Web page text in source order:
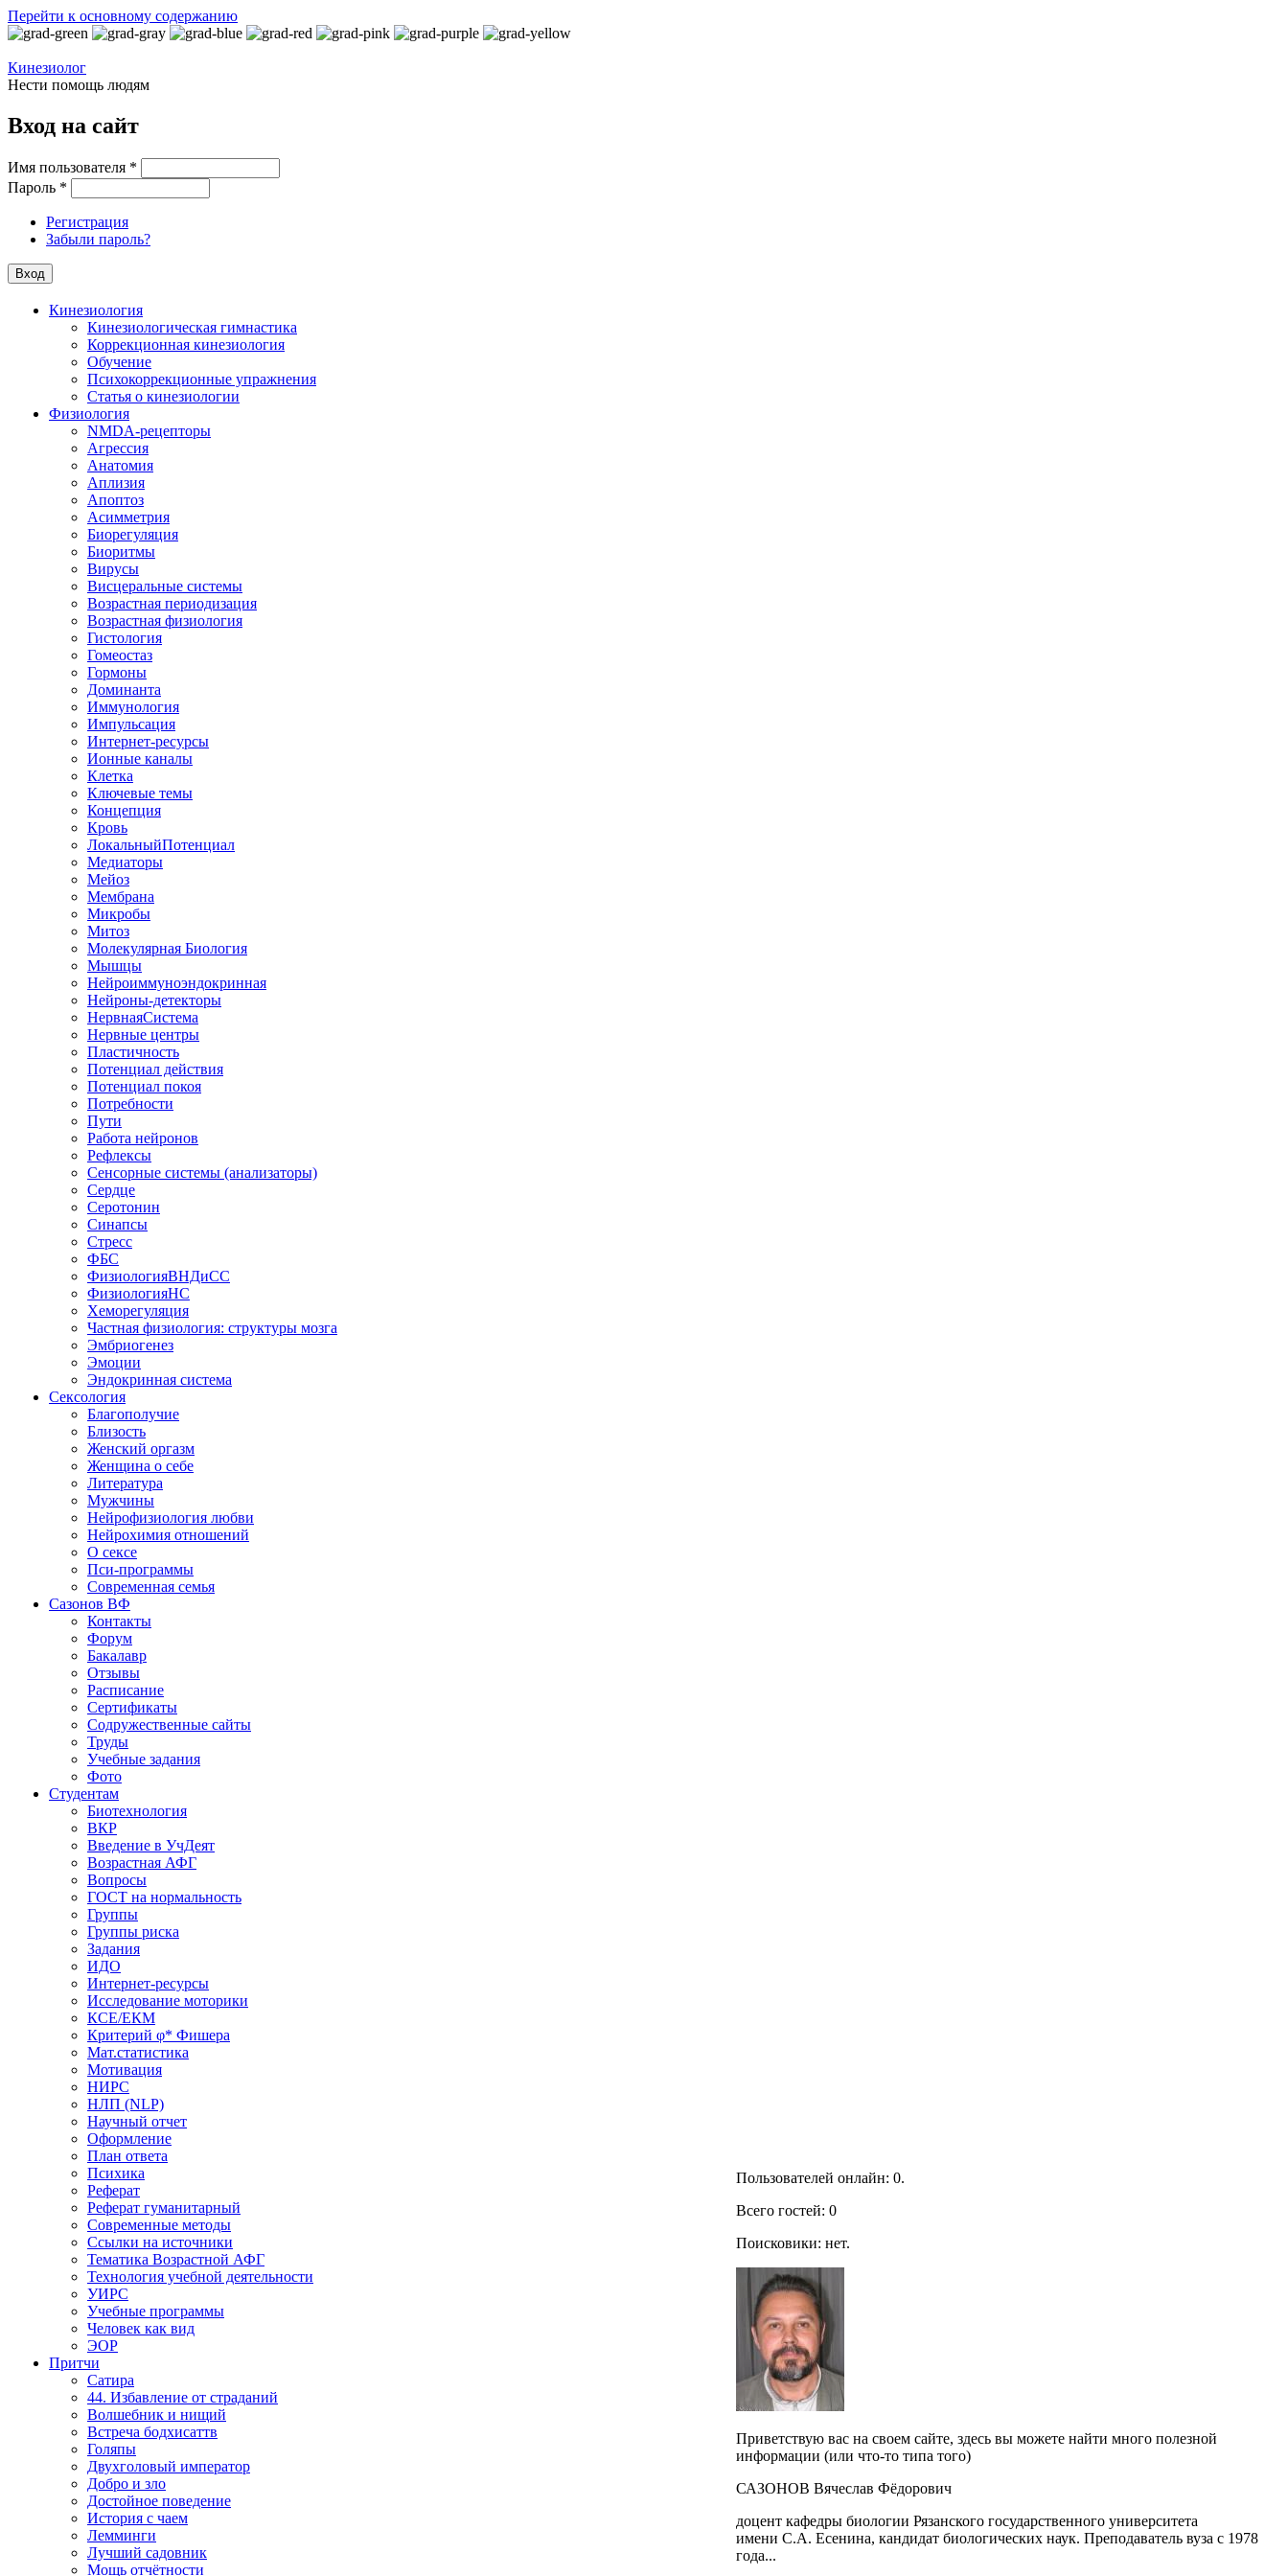
Перейти к основному содержанию
Кинезиолог
Нести помощь людям
Вход на сайт
Имя пользователя *
Пароль *
Регистрация
Забыли пароль?
Кинезиология
Кинезиологическая гимнастика
Коррекционная кинезиология
Обучение
Психокоррекционные упражнения
Статья о кинезиологии
Физиология
NMDA-рецепторы
Агрессия
Анатомия
Аплизия
Апоптоз
Асимметрия
Биорегуляция
Биоритмы
Вирусы
Висцеральные системы
Возрастная периодизация
Возрастная физиология
Гистология
Гомеостаз
Гормоны
Доминанта
Иммунология
Импульсация
Интернет-ресурсы
Ионные каналы
Клетка
Ключевые темы
Концепция
Кровь
ЛокальныйПотенциал
Медиаторы
Мейоз
Мембрана
Микробы
Митоз
Молекулярная Биология
Мышцы
Нейроиммуноэндокринная
Нейроны-детекторы
НервнаяСистема
Нервные центры
Пластичность
Потенциал действия
Потенциал покоя
Потребности
Пути
Работа нейронов
Рефлексы
Сенсорные системы (анализаторы)
Сердце
Серотонин
Синапсы
Стресс
ФБС
ФизиологияВНДиСС
ФизиологияНС
Хеморегуляция
Частная физиология: структуры мозга
Эмбриогенез
Эмоции
Эндокринная система
Сексология
Благополучие
Близость
Женский оргазм
Женщина о себе
Литература
Мужчины
Нейрофизиология любви
Нейрохимия отношений
О сексе
Пси-программы
Современная семья
Сазонов ВФ
Контакты
Форум
Бакалавр
Отзывы
Расписание
Сертификаты
Содружественные сайты
Труды
Учебные задания
Фото
Студентам
Биотехнология
ВКР
Введение в УчДеят
Возрастная АФГ
Вопросы
ГОСТ на нормальность
Группы
Группы риска
Задания
ИДО
Интернет-ресурсы
Исследование моторики
КСЕ/ЕКМ
Критерий φ* Фишера
Мат.статистика
Мотивация
НИРС
НЛП (NLP)
Научный отчет
Оформление
План ответа
Психика
Реферат
Реферат гуманитарный
Современные методы
Ссылки на источники
Тематика Возрастной АФГ
Технология учебной деятельности
УИРС
Учебные программы
Человек как вид
ЭОР
Притчи
Сатира
44. Избавление от страданий
Волшебник и нищий
Встреча бодхисаттв
Голяпы
Двухголовый император
Добро и зло
Достойное поведение
История с чаем
Лемминги
Лучший садовник
Мощь отчётности
Пользователей онлайн: 0.
Всего гостей: 0
Поисковики: нет.
Приветствую вас на своем сайте, здесь вы можете найти много полезной
информации (или что-то типа того)
САЗОНОВ Вячеслав Фёдорович
доцент кафедры биологии Рязанского государственного университета
имени С.А. Есенина, кандидат биологических наук. Преподаватель вуза с 1978
года...